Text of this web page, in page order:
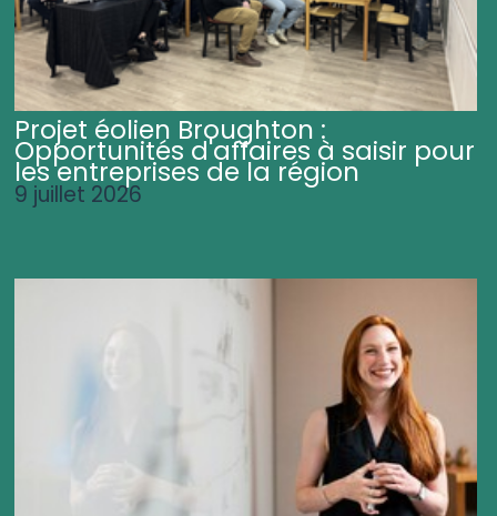
Projet éolien Broughton :
Opportunités d'affaires à saisir pour
les entreprises de la région
9 juillet 2026